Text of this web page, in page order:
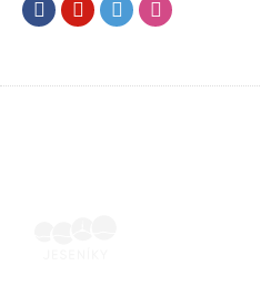
FacebookYoutubeTwitter